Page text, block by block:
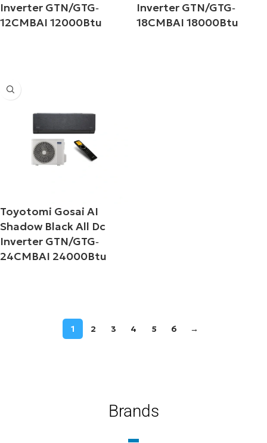
Inverter GTN/GTG‐
12CMBAI 12000Btu
Inverter GTN/GTG‐
18CMBAI 18000Btu
Toyotomi Gosai AI
Shadow Black All Dc
Inverter GTN/GTG‐
24CMBAI 24000Btu
1 2 3 4 5 6 →
Brands